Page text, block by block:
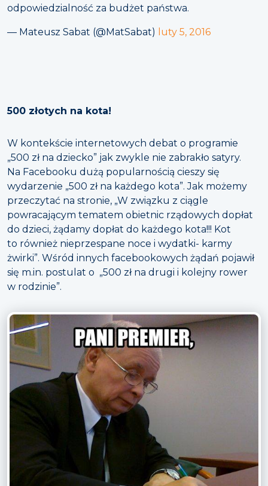
odpowiedzialność za budżet państwa.
— Mateusz Sabat (@MatSabat) luty 5, 2016
500 złotych na kota!
W kontekście internetowych debat o programie
„500 zł na dziecko” jak zwykle nie zabrakło satyry.
Na Facebooku dużą popularnością cieszy się
wydarzenie „500 zł na każdego kota”. Jak możemy
przeczytać na stronie, „W związku z ciągle
powracającym tematem obietnic rządowych dopłat
do dzieci, żądamy dopłat do każdego kota!!! Kot
to również nieprzespane noce i wydatki- karmy
żwirki”. Wśród innych facebookowych żądań pojawił
się m.in. postulat o „500 zł na drugi i kolejny rower
w rodzinie”.